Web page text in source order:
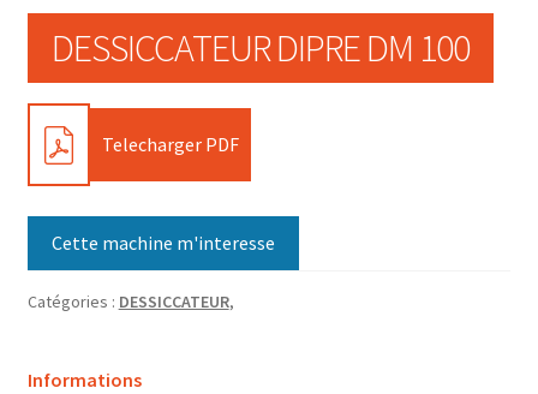
DESSICCATEUR DIPRE DM 100
PDF Telecharger PDF
Cette machine m'interesse
Catégories : DESSICCATEUR,
Informations